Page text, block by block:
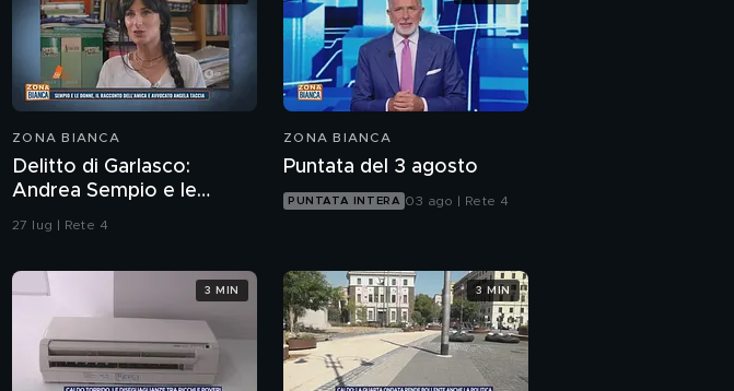
ZONA BIANCA
Delitto di Garlasco:
Andrea Sempio e le
donne, il racconto
27 lug | Rete 4
ZONA BIANCA
Puntata del 3 agosto
PUNTATA INTERA 03 ago | Rete 4
3 MIN 3 MIN